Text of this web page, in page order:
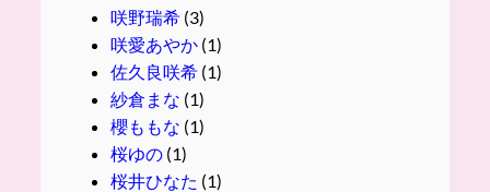
咲野瑞希(3)
咲愛あやか(1)
佐久良咲希(1)
紗倉まな (1)
櫻ももな (1)
桜ゆの(1)
桜井ひなた (1)